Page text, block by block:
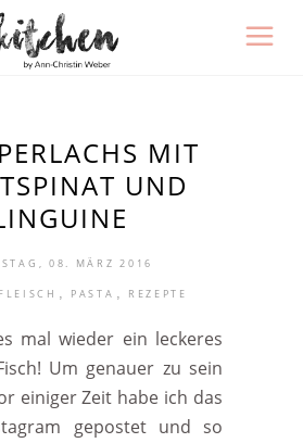
MIT
UND
08. MÄRZ 2016
, PASTA , REZEPTE
mal wieder ein leckeres
Um genauer zu sein
einiger Zeit habe ich das
gepostet und so